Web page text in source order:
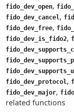
fido_dev_open,
fido_dev_cancel ,
fido_dev_free,
fido_dev_is_fido2,
fido_dev_protocol ,
fido_dev_major,
related functions